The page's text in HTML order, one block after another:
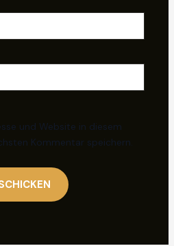
und Website in diesem
Kommentar speichern.